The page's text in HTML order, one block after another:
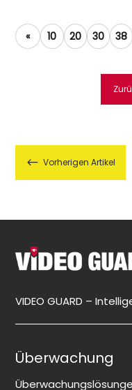
« 10 20 30 38
# Vorherigen Artikel
VIDEO GUARD –
Überwachung